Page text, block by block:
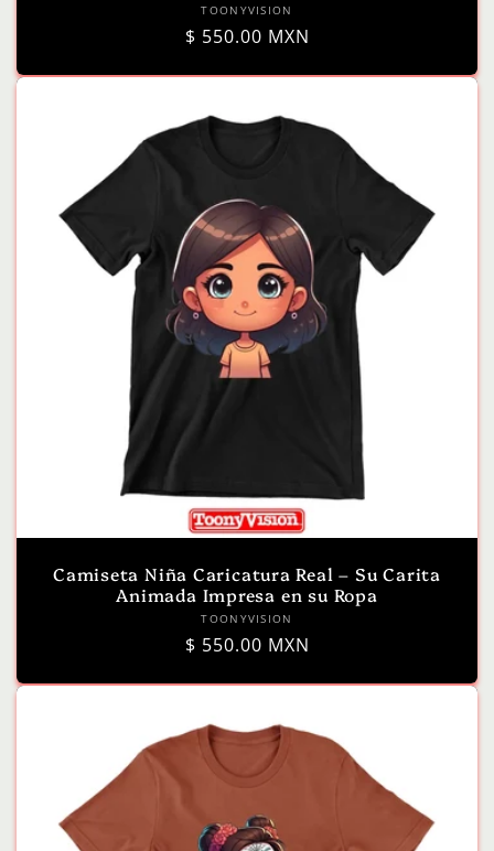
Proveedor:
TOONYVISION
Precio
$ 550.00 MXN
Camiseta Niña Caricatura Real – Su Carita
Animada Impresa en su Ropa
Proveedor:
TOONYVISION
Precio
$ 550.00 MXN